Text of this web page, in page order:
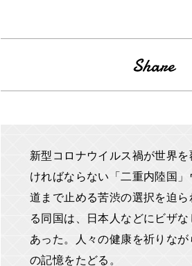
新型コロナウイルス禍が世界
ければならない「二重内陸国
道まで止める苦渋の選択を迫
る同国は、日本人などにビザ
あった。人々の健康を祈りな
の記憶をたどる。